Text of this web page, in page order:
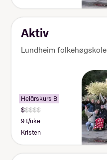
Aktiv
Lundheim folkehøgskole
Helårskurs B
9 t/uke
Kristen